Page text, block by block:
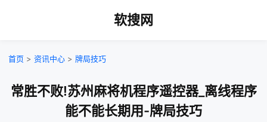
软搜网
首页 > 资讯中心 > 牌局技巧
常胜不败!苏州麻将机程序遥控器_离线程序
能不能长期用-牌局技巧